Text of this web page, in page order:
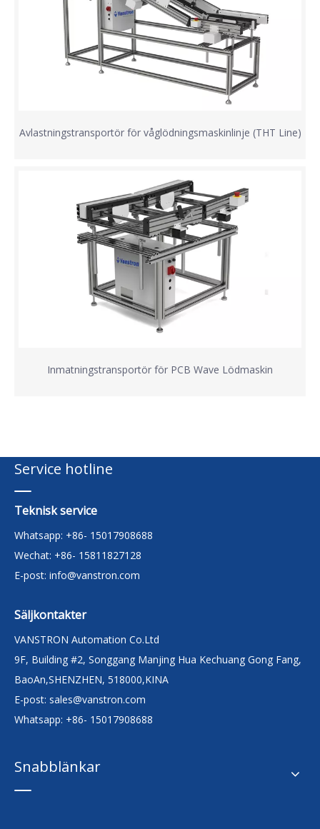
Avlastningstransportör för våglödningsmaskinlinje (THT Line)
Inmatningstransportör för PCB Wave Lödmaskin
Service hotline
Teknisk service
Whatsapp: +86- 15017908688
Wechat: +86- 15811827128
E-post: info@vanstron.com
Säljkontakter
VANSTRON Automation Co.Ltd
9F, Building #2, Songgang Manjing Hua Kechuang Gong Fang,
BaoAn,SHENZHEN, 518000,KINA
E-post: sales@vanstron.com
Whatsapp: +86- 15017908688
Snabblänkar